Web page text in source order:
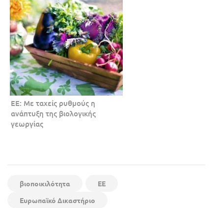
ΕΕ: Με ταχείς ρυθμούς η
ανάπτυξη της βιολογικής
γεωργίας
βιοποικιλότητα
ΕΕ
Ευρωπαϊκό Δικαστήριο